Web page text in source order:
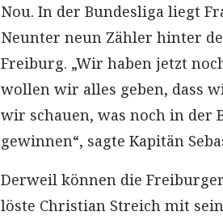
Nou. In der Bundesliga liegt
Neunter neun Zähler hinter
Freiburg. „Wir haben jetzt
wollen wir alles geben, dass
wir schauen, was noch in der
gewinnen“, sagte Kapitän
Derweil können die
löste Christian Streich mit